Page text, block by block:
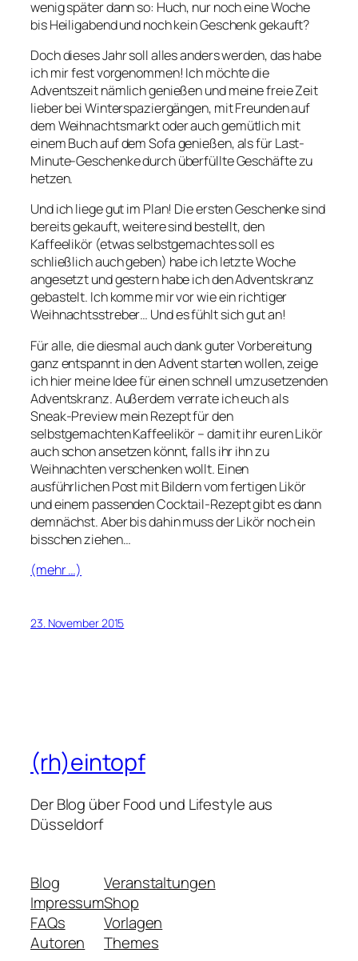
wenig später dann so: Huch, nur noch eine Woche
bis Heiligabend und noch kein Geschenk gekauft?
Doch dieses Jahr soll alles anders werden, das habe
ich mir fest vorgenommen! Ich möchte die
Adventszeit nämlich genießen und meine freie Zeit
lieber bei Winterspaziergängen, mit Freunden auf
dem Weihnachtsmarkt oder auch gemütlich mit
einem Buch auf dem Sofa genießen, als für Last-
Minute-Geschenke durch überfüllte Geschäfte zu
hetzen.
Und ich liege gut im Plan! Die ersten Geschenke sind
bereits gekauft, weitere sind bestellt, den
Kaffeelikör (etwas selbstgemachtes soll es
schließlich auch geben) habe ich letzte Woche
angesetzt und gestern habe ich den Adventskranz
gebastelt. Ich komme mir vor wie ein richtiger
Weihnachtsstreber… Und es fühlt sich gut an!
Für alle, die diesmal auch dank guter Vorbereitung
ganz entspannt in den Advent starten wollen, zeige
ich hier meine Idee für einen schnell umzusetzenden
Adventskranz. Außerdem verrate ich euch als
Sneak-Preview mein Rezept für den
selbstgemachten Kaffeelikör – damit ihr euren Likör
auch schon ansetzen könnt, falls ihr ihn zu
Weihnachten verschenken wollt. Einen
ausführlichen Post mit Bildern vom fertigen Likör
und einem passenden Cocktail-Rezept gibt es dann
demnächst. Aber bis dahin muss der Likör noch ein
bisschen ziehen…
(mehr …)
23. November 2015
(rh)eintopf
Der Blog über Food und Lifestyle aus
Düsseldorf
Blog
Impressum
FAQs
Autoren
Veranstaltungen
Shop
Vorlagen
Themes